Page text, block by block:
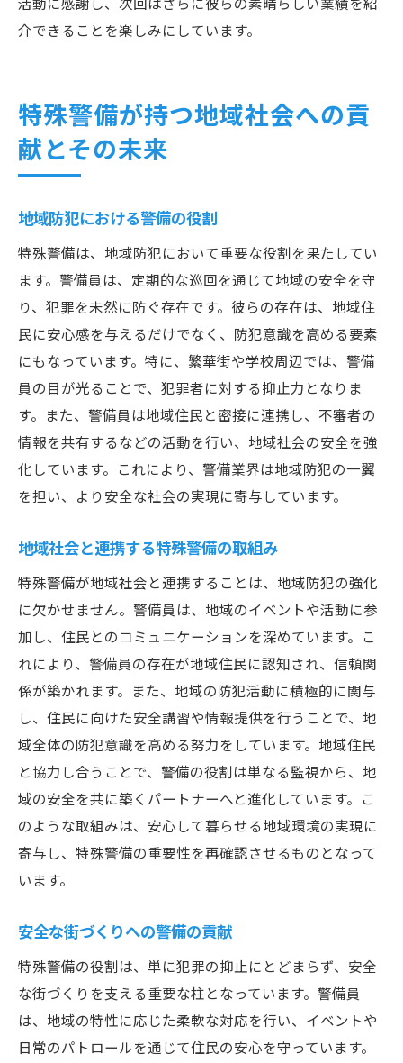
介できることを楽しみにしています。
特殊警備が持つ地域社会への貢
献とその未来
地域防犯における警備の役割
特殊警備は、地域防犯において重要な役割を果たしてい
ます。警備員は、定期的な巡回を通じて地域の安全を守
り、犯罪を未然に防ぐ存在です。彼らの存在は、地域住
民に安心感を与えるだけでなく、防犯意識を高める要素
にもなっています。特に、繁華街や学校周辺では、警備
員の目が光ることで、犯罪者に対する抑止力となりま
す。また、警備員は地域住民と密接に連携し、不審者の
情報を共有するなどの活動を行い、地域社会の安全を強
化しています。これにより、警備業界は地域防犯の一翼
を担い、より安全な社会の実現に寄与しています。
地域社会と連携する特殊警備の取組み
特殊警備が地域社会と連携することは、地域防犯の強化
に欠かせません。警備員は、地域のイベントや活動に参
加し、住民とのコミュニケーションを深めています。こ
れにより、警備員の存在が地域住民に認知され、信頼関
係が築かれます。また、地域の防犯活動に積極的に関与
し、住民に向けた安全講習や情報提供を行うことで、地
域全体の防犯意識を高める努力をしています。地域住民
と協力し合うことで、警備の役割は単なる監視から、地
域の安全を共に築くパートナーへと進化しています。こ
のような取組みは、安心して暮らせる地域環境の実現に
寄与し、特殊警備の重要性を再確認させるものとなって
います。
安全な街づくりへの警備の貢献
特殊警備の役割は、単に犯罪の抑止にとどまらず、安全
な街づくりを支える重要な柱となっています。警備員
は、地域の特性に応じた柔軟な対応を行い、イベントや
日常のパトロールを通じて住民の安心を守っています。